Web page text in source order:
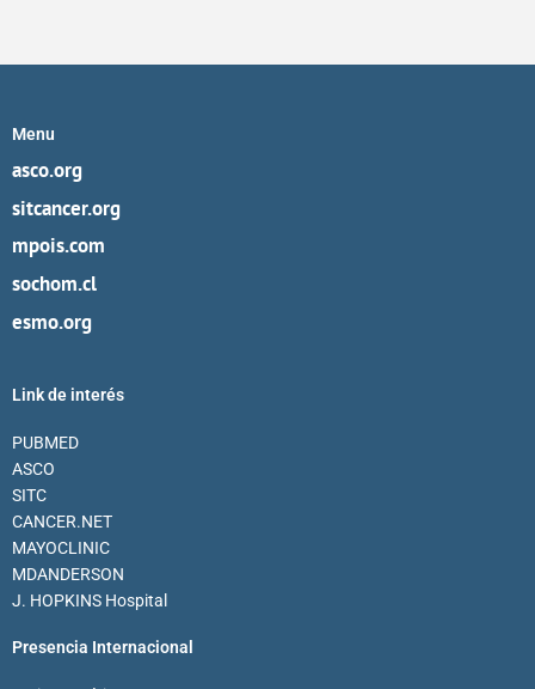
Menu
asco.org
sitcancer.org
mpois.com
sochom.cl
esmo.org
Link de interés
PUBMED
ASCO
SITC
CANCER.NET
MAYOCLINIC
MDANDERSON
J. HOPKINS Hospital
Presencia Internacional